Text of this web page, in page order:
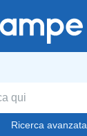
Ricerca avanzata